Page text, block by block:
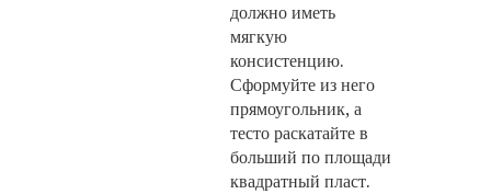
должно иметь
мягкую
консистенцию.
Сформуйте из него
прямоугольник, а
тесто раскатайте в
больший по площади
квадратный пласт.